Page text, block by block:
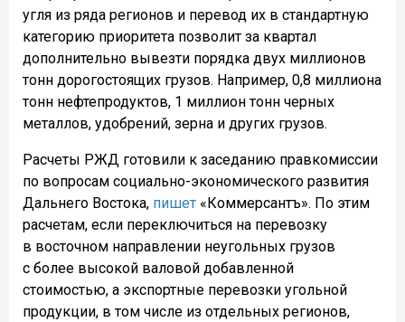
угля из ряда регионов и перевод их в стандартную
категорию приоритета позволит за квартал
дополнительно вывезти порядка двух миллионов
тонн дорогостоящих грузов. Например, 0,8 миллиона
тонн нефтепродуктов, 1 миллион тонн черных
металлов, удобрений, зерна и других грузов.
Расчеты РЖД готовили к заседанию правкомиссии
по вопросам социально-экономического развития
Дальнего Востока, пишет «Коммерсантъ». По этим
расчетам, если переключиться на перевозку
в восточном направлении неугольных грузов
с более высокой валовой добавленной
стоимостью, а экспортные перевозки угольной
продукции, в том числе из отдельных регионов,